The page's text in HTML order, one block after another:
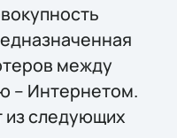
между
– Интернетом.
из следующих